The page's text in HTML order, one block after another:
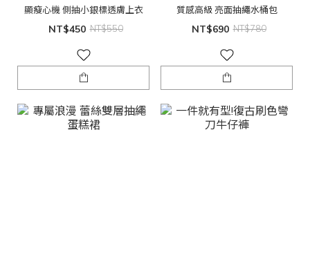
顯瘦心機 側抽小銀標透膚上衣
NT$450 NT$550
質感高級 亮面抽繩水桶包
NT$690 NT$780